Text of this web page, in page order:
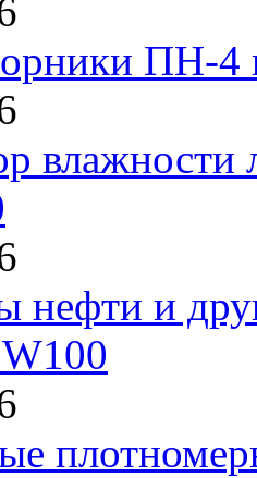
ПН-
нефти и